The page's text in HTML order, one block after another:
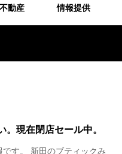
不動産 情報提供
現在閉店セール中。
す。 新田のブティックみ